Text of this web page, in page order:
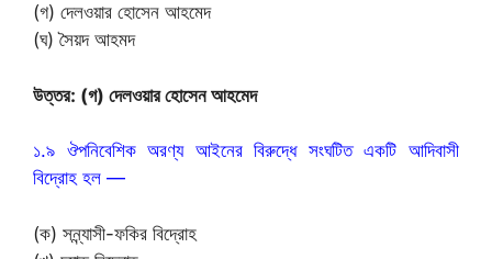
(গ) দেলওয়ার হোসেন আহমেদ
(ঘ) সৈয়দ আহমদ
উত্তর: (গ) দেলওয়ার হোসেন আহমেদ
১.৯ ঔপনিবেশিক অরণ্য আইনের বিরুদ্ধে সংঘটিত একটি আদিবাসী
বিদ্রোহ হল —
(ক) সন্ন্যাসী-ফকির বিদ্রোহ